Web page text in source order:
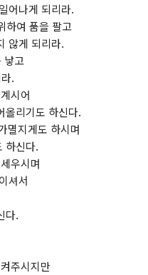
어나게 되리라.
하여 품을 팔고
않게 되리라.
낳고
.
시어
올리기도 하신다.
멸지게도 하시며
하신다.
우시며
셔서
다.
주시지만